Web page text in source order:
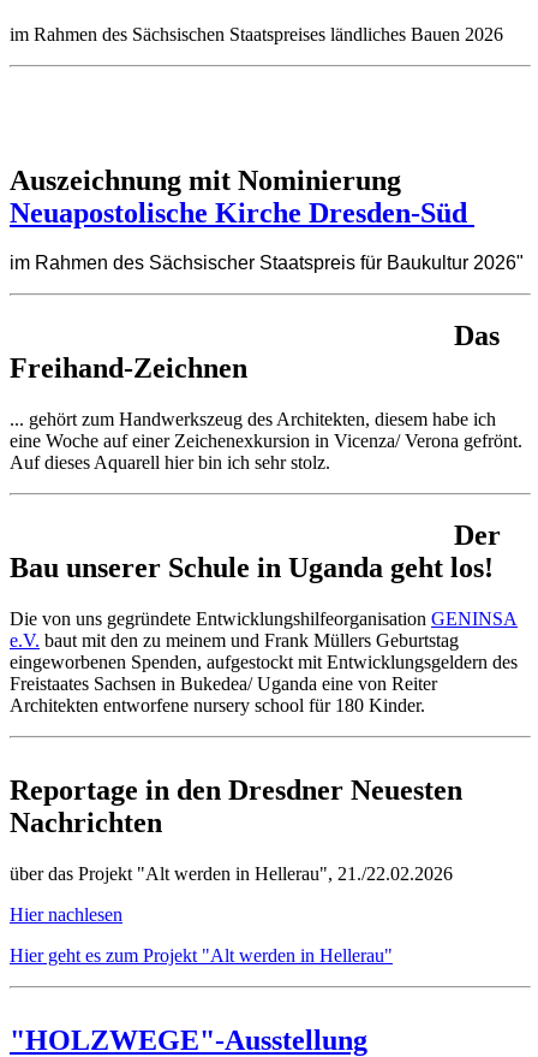
im Rahmen des Sächsischen Staatspreises ländliches Bauen 2026
Auszeichnung mit Nominierung
Neuapostolische Kirche Dresden-Süd
im Rahmen des Sächsischer Staatspreis für Baukultur 2026"
Das
Freihand-Zeichnen
... gehört zum Handwerkszeug des Architekten, diesem habe ich
eine Woche auf einer Zeichenexkursion in Vicenza/ Verona gefrönt.
Auf dieses Aquarell hier bin ich sehr stolz.
Der
Bau unserer Schule in Uganda geht los!
Die von uns gegründete Entwicklungshilfeorganisation GENINSA
e.V. baut mit den zu meinem und Frank Müllers Geburtstag
eingeworbenen Spenden, aufgestockt mit Entwicklungsgeldern des
Freistaates Sachsen in Bukedea/ Uganda eine von Reiter
Architekten entworfene nursery school für 180 Kinder.
Reportage in den Dresdner Neuesten
Nachrichten
über das Projekt "Alt werden in Hellerau", 21./22.02.2026
Hier nachlesen
Hier geht es zum Projekt "Alt werden in Hellerau"
"HOLZWEGE"-Ausstellung